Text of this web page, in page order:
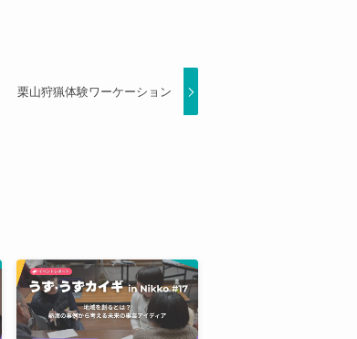
栗山狩猟体験ワーケーション